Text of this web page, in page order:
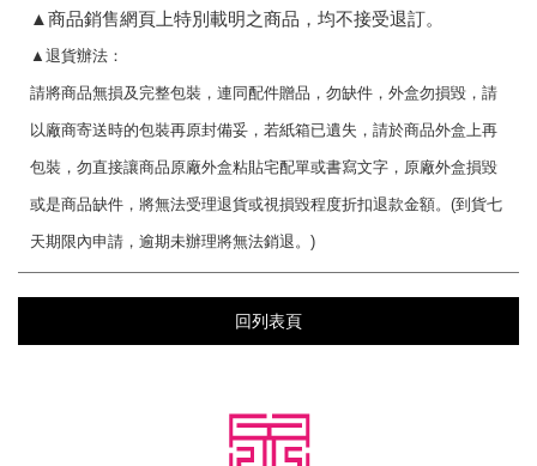
▲ 商品銷售網頁上特別載明之商品，均不接受退訂。
▲ 退貨辦法：
請將商品無損及完整包裝，連同配件贈品，勿缺件，外盒勿損毀，請
以廠商寄送時的包裝再原封備妥，若紙箱已遺失，請於商品外盒上再
包裝，勿直接讓商品原廠外盒粘貼宅配單或書寫文字，原廠外盒損毀
或是商品缺件，將無法受理退貨或視損毀程度折扣退款金額。 (到貨七
天期限內申請，逾期未辦理將無法銷退。 )
回列表頁